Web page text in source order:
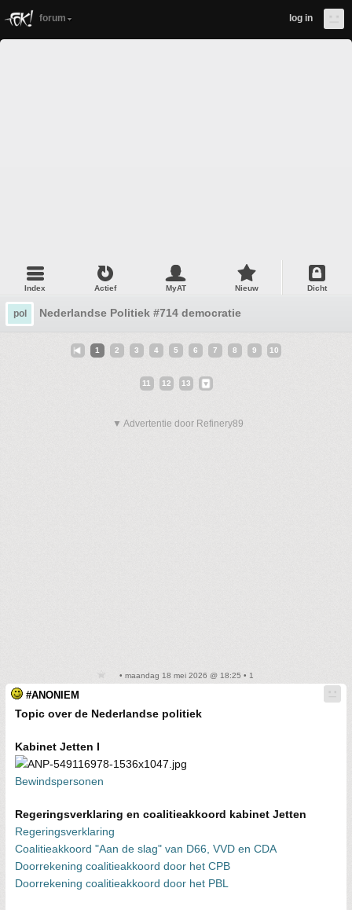
forum log in
Index Actief MyAT Nieuw Dicht
pol Nederlandse Politiek #714 democratie
1 2 3 4 5 6 7 8 9 10
11 12 13
▼ Advertentie door Refinery89
• maandag 18 mei 2026 @ 18:25 • 1
#ANONIEM
Topic over de Nederlandse politiek
Kabinet Jetten I
Bewindspersonen
Regeringsverklaring en coalitieakkoord kabinet Jetten
Regeringsverklaring
Coalitieakkoord "Aan de slag" van D66, VVD en CDA
Doorrekening coalitieakkoord door het CPB
Doorrekening coalitieakkoord door het PBL